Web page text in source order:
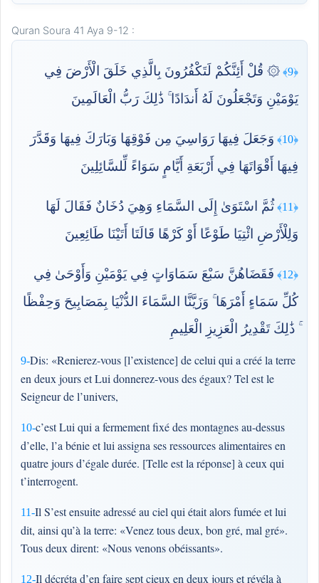
Quran Soura 41 Aya 9-12 :
﴿9﴾
۞ قُلْ أَئِنَّكُمْ لَتَكْفُرُونَ بِالَّذِي خَلَقَ الْأَرْضَ فِي
يَوْمَيْنِ وَتَجْعَلُونَ لَهُ أَندَادًا ۚ ذَٰلِكَ رَبُّ الْعَالَمِينَ
9-Dis: «Renierez-vous [l’existence] de celui qui a créé la terre
en deux jours et Lui donnerez-vous des égaux? Tel est le
Seigneur de l’univers,
﴿10﴾
وَجَعَلَ فِيهَا رَوَاسِيَ مِن فَوْقِهَا وَبَارَكَ فِيهَا وَقَدَّرَ
فِيهَا أَقْوَاتَهَا فِي أَرْبَعَةِ أَيَّامٍ سَوَاءً لِّلسَّائِلِينَ
10-c’est Lui qui a fermement fixé des montagnes au-dessus
d’elle, l’a bénie et lui assigna ses ressources alimentaires en
quatre jours d’égale durée. [Telle est la réponse] à ceux qui
t’interrogent.
﴿11﴾
ثُمَّ اسْتَوَىٰ إِلَى السَّمَاءِ وَهِيَ دُخَانٌ فَقَالَ لَهَا
وَلِلْأَرْضِ ائْتِيَا طَوْعًا أَوْ كَرْهًا قَالَتَا أَتَيْنَا طَائِعِينَ
11-Il S’est ensuite adressé au ciel qui était alors fumée et lui
dit, ainsi qu’à la terre: «Venez tous deux, bon gré, mal gré».
Tous deux dirent: «Nous venons obéissants».
﴿12﴾
فَقَضَاهُنَّ سَبْعَ سَمَاوَاتٍ فِي يَوْمَيْنِ وَأَوْحَىٰ فِي
كُلِّ سَمَاءٍ أَمْرَهَا ۚ وَزَيَّنَّا السَّمَاءَ الدُّنْيَا بِمَصَابِيحَ وَحِفْظًا
ۚ ذَٰلِكَ تَقْدِيرُ الْعَزِيزِ الْعَلِيمِ
12-Il décréta d’en faire sept cieux en deux jours et révéla à